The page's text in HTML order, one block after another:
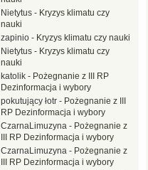
Nietytus - Kryzys klimatu czy
nauki
zapinio - Kryzys klimatu czy nauki
Nietytus - Kryzys klimatu czy
nauki
katolik - Pożegnanie z III RP
Dezinformacja i wybory
pokutujący łotr - Pożegnanie z III
RP Dezinformacja i wybory
CzarnaLimuzyna - Pożegnanie z
III RP Dezinformacja i wybory
CzarnaLimuzyna - Pożegnanie z
III RP Dezinformacja i wybory